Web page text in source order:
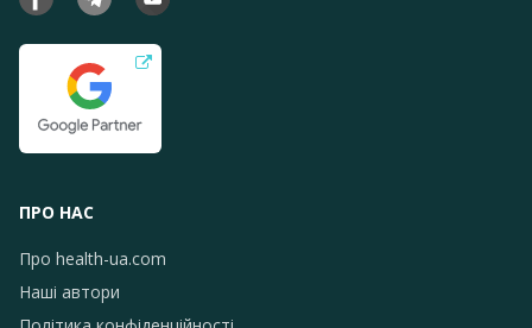
ПРО НАС
Про health-ua.com
Наші автори